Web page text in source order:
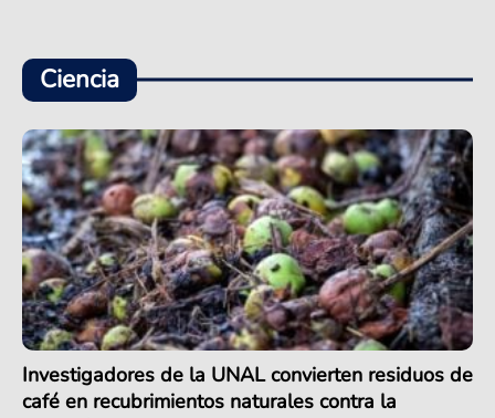
Ciencia
Investigadores de la UNAL convierten residuos de
café en recubrimientos naturales contra la